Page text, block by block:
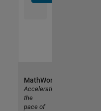
MathWorks
Accelerating
the
pace of